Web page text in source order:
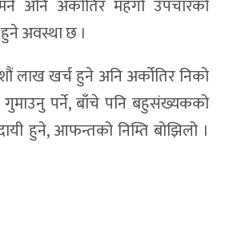
अनि अर्कोतिर महंगो उपचारको
अवस्था छ ।
लाख खर्च हुने अनि अर्कोतिर निको
पर्ने, बाँचे पनि बहुसंख्यकको
हुने, आफन्तको निम्ति बोझिलो ।